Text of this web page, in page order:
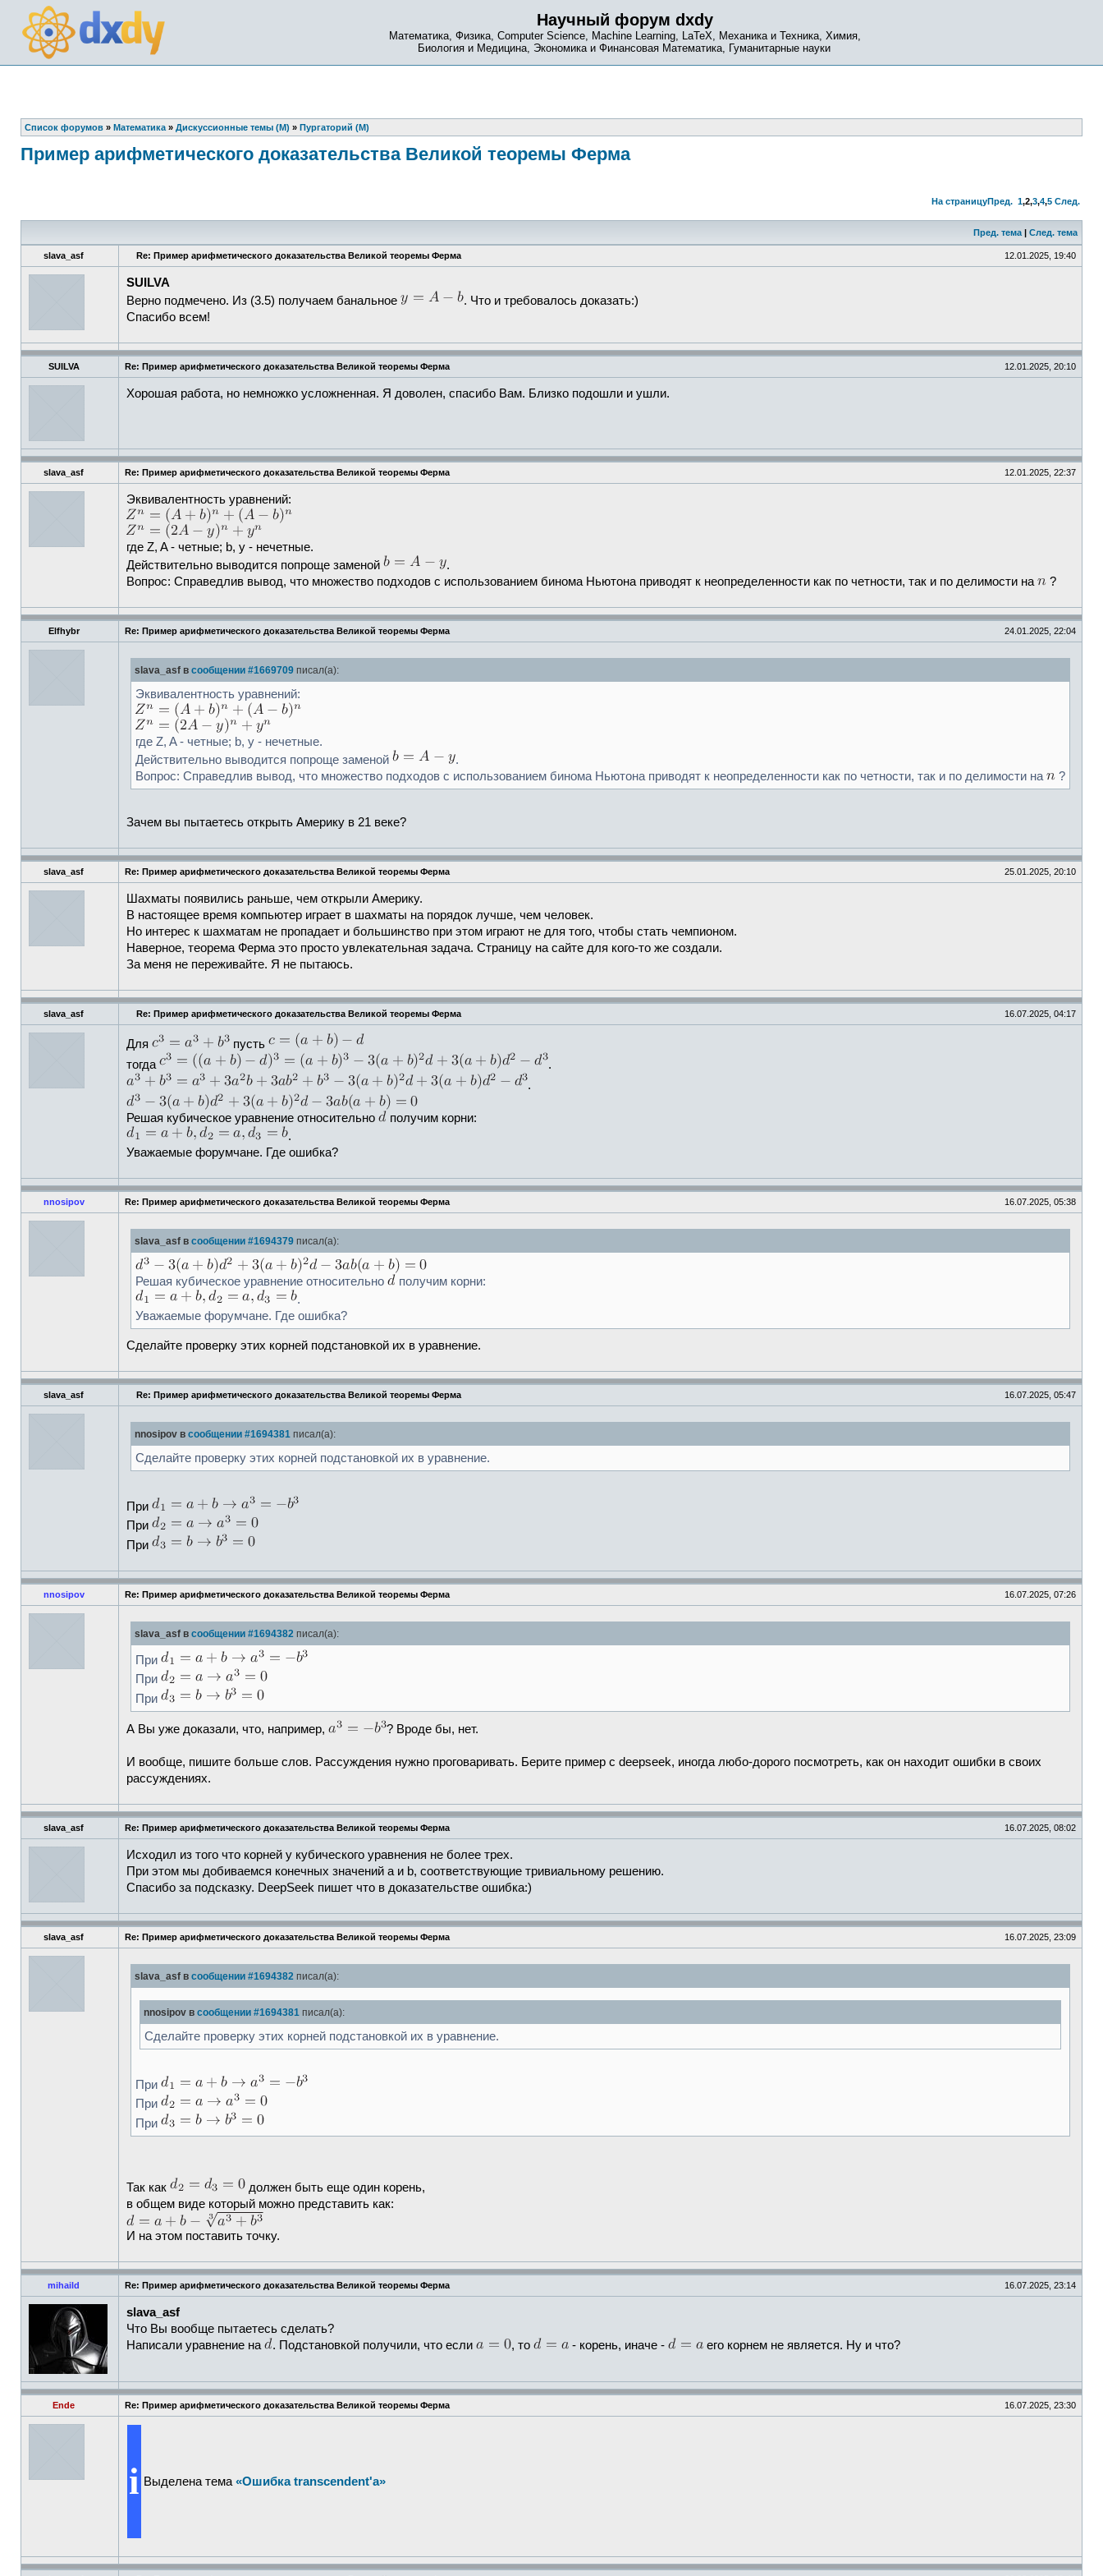
Научный форум dxdy
Математика, Физика, Computer Science, Machine Learning, LaTeX, Механика и Техника, Химия,
Биология и Медицина, Экономика и Финансовая Математика, Гуманитарные науки
Список форумов » Математика » Дискуссионные темы (М) » Пургаторий (М)
Пример арифметического доказательства Великой теоремы Ферма
На страницуПред. 1,2,3,4,5 След.
Пред. тема | След. тема
slava_asf Re: Пример арифметического доказательства Великой теоремы Ферма 12.01.2025, 19:40
SUILVA
Верно подмечено. Из (3.5) получаем банальное
. Что и требовалось доказать:)
Спасибо всем!
SUILVA Re: Пример арифметического доказательства Великой теоремы Ферма 12.01.2025, 20:10
Хорошая работа, но немножко усложненная. Я доволен, спасибо Вам. Близко подошли и ушли.
slava_asf Re: Пример арифметического доказательства Великой теоремы Ферма 12.01.2025, 22:37
Эквивалентность уравнений:
где Z, A - четные; b, y - нечетные.
Действительно выводится попроще заменой
.
Вопрос: Справедлив вывод, что множество подходов с использованием бинома Ньютона приводят к неопределенности как по четности, так и по делимости на
?
Elfhybr Re: Пример арифметического доказательства Великой теоремы Ферма 24.01.2025, 22:04
slava_asf в сообщении #1669709 писал(а):
Эквивалентность уравнений:
где Z, A - четные; b, y - нечетные.
Действительно выводится попроще заменой
.
Вопрос: Справедлив вывод, что множество подходов с использованием бинома Ньютона приводят к неопределенности как по четности, так и по делимости на
?
Зачем вы пытаетесь открыть Америку в 21 веке?
slava_asf Re: Пример арифметического доказательства Великой теоремы Ферма 25.01.2025, 20:10
Шахматы появились раньше, чем открыли Америку.
В настоящее время компьютер играет в шахматы на порядок лучше, чем человек.
Но интерес к шахматам не пропадает и большинство при этом играют не для того, чтобы стать чемпионом.
Наверное, теорема Ферма это просто увлекательная задача. Страницу на сайте для кого-то же создали.
За меня не переживайте. Я не пытаюсь.
slava_asf Re: Пример арифметического доказательства Великой теоремы Ферма 16.07.2025, 04:17
Для
пусть
тогда
.
.
Решая кубическое уравнение относительно
получим корни:
.
Уважаемые форумчане. Где ошибка?
nnosipov Re: Пример арифметического доказательства Великой теоремы Ферма 16.07.2025, 05:38
slava_asf в сообщении #1694379 писал(а):
Решая кубическое уравнение относительно
получим корни:
.
Уважаемые форумчане. Где ошибка?
Сделайте проверку этих корней подстановкой их в уравнение.
slava_asf Re: Пример арифметического доказательства Великой теоремы Ферма 16.07.2025, 05:47
nnosipov в сообщении #1694381 писал(а):
Сделайте проверку этих корней подстановкой их в уравнение.
При
При
При
nnosipov Re: Пример арифметического доказательства Великой теоремы Ферма 16.07.2025, 07:26
slava_asf в сообщении #1694382 писал(а):
При
При
При
А Вы уже доказали, что, например, ? Вроде бы, нет.
И вообще, пишите больше слов. Рассуждения нужно проговаривать. Берите пример с deepseek, иногда любо-дорого посмотреть, как он находит ошибки в своих
рассуждениях.
slava_asf Re: Пример арифметического доказательства Великой теоремы Ферма 16.07.2025, 08:02
Исходил из того что корней у кубического уравнения не более трех.
При этом мы добиваемся конечных значений a и b, соответствующие тривиальному решению.
Спасибо за подсказку. DeepSeek пишет что в доказательстве ошибка:)
slava_asf Re: Пример арифметического доказательства Великой теоремы Ферма 16.07.2025, 23:09
slava_asf в сообщении #1694382 писал(а):
nnosipov в сообщении #1694381 писал(а):
Сделайте проверку этих корней подстановкой их в уравнение.
При
При
При
Так как
должен быть еще один корень,
в общем виде который можно представить как:
И на этом поставить точку.
mihaild Re: Пример арифметического доказательства Великой теоремы Ферма 16.07.2025, 23:14
slava_asf
Что Вы вообще пытаетесь сделать?
Написали уравнение на
. Подстановкой получили, что если , то - корень, иначе - его корнем не является. Ну и что?
Ende Re: Пример арифметического доказательства Великой теоремы Ферма 16.07.2025, 23:30
i Выделена тема «Ошибка transcendent'а»